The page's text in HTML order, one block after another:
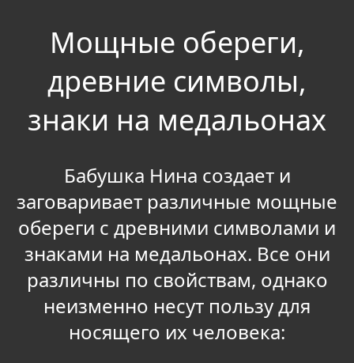
Мощные обереги,
древние символы,
знаки на медальонах
Бабушка Нина создает и
заговаривает различные мощные
обереги с древними символами и
знаками на медальонах. Все они
различны по свойствам, однако
неизменно несут пользу для
носящего их человека: